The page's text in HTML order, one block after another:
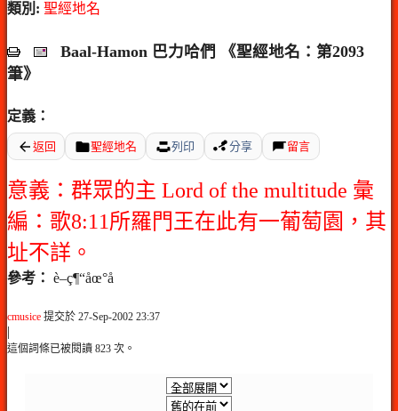
類別: 聖經地名
Baal-Hamon 巴力哈們 《聖經地名：第2093
筆》
定義：
返回 聖經地名 列印 分享 留言
意義：群眾的主 Lord of the multitude 彙
編：歌8:11所羅門王在此有一葡萄園，其
址不詳。
參考： è–ç¶“åœ°å
cmusice 提交於 27-Sep-2002 23:37
|
這個詞條已被閱讀 823 次。